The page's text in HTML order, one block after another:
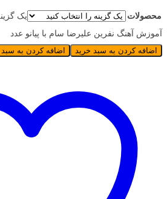
محصولات
یک
آموزش آهنگ نفرین علیرضا سام با پیانو عدد
اضافه کردن به سبد خرید اضافه کردن به